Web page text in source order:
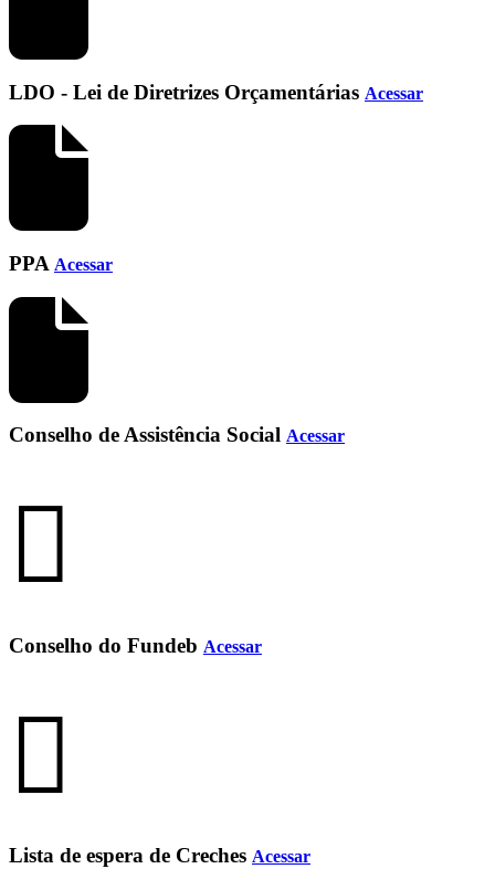
LDO - Lei de Diretrizes Orçamentárias Acessar
PPA Acessar
Conselho de Assistência Social Acessar
Conselho do Fundeb Acessar
Lista de espera de Creches Acessar